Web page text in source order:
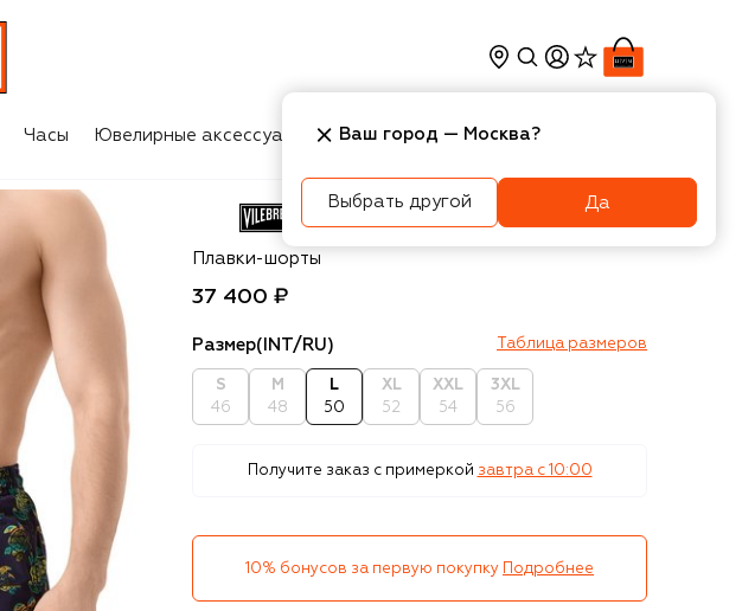
Часы Ювелирные аксессуары Косметика Интерьер
Vilebrequin
Плавки-шорты
37 400 ₽
Размер(INT/RU) Таблица размеров
S
46
M
48
L
50
XL
52
XXL
54
3XL
56
Получите заказ с примеркой завтра c 10:00
10% бонусов за первую покупку Подробнее
Ваш город — Москва?
Выбрать другой Да